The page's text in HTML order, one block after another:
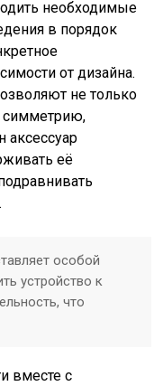
необходимые
в порядок
от дизайна.
не только
симметрию,
её
особой
устройство к
что
вместе с